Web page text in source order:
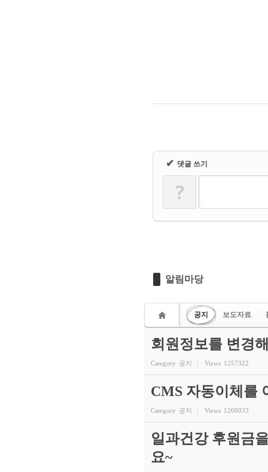
✔ 댓글 쓰기
?
알림마당
공지 보도자료
회원정보를 변경
Category 공지 Views 1257322
CMS 자동이체를
Category 공지 Views 1268033
일과건강 후원금
요~